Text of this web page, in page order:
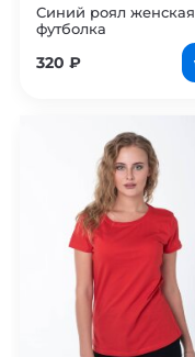
Синий роял женская
футболка
320 ₽